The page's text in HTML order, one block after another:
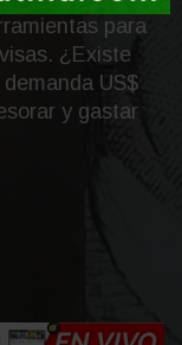
para
¿Existe
US$
y gastar